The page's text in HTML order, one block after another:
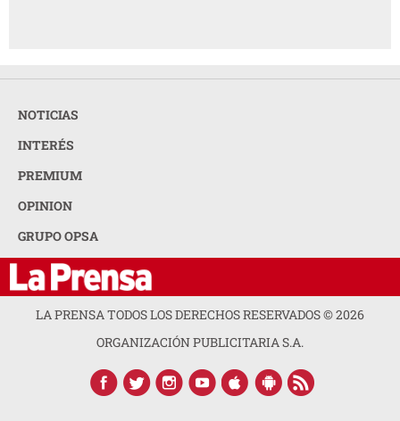
NOTICIAS
INTERÉS
PREMIUM
OPINION
GRUPO OPSA
LA PRENSA TODOS LOS DERECHOS RESERVADOS ©2026
ORGANIZACIÓN PUBLICITARIA S.A.